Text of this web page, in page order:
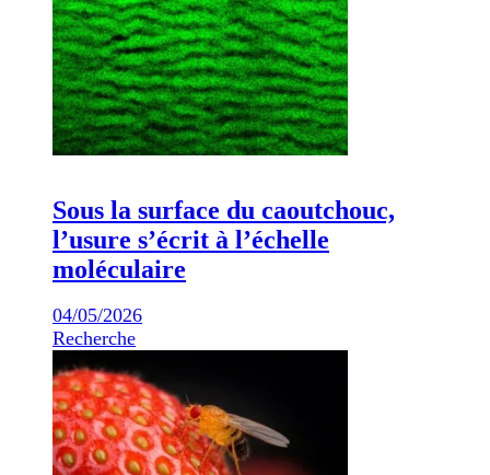
Sous la surface du caoutchouc,
l’usure s’écrit à l’échelle
moléculaire
04/05/2026
Recherche